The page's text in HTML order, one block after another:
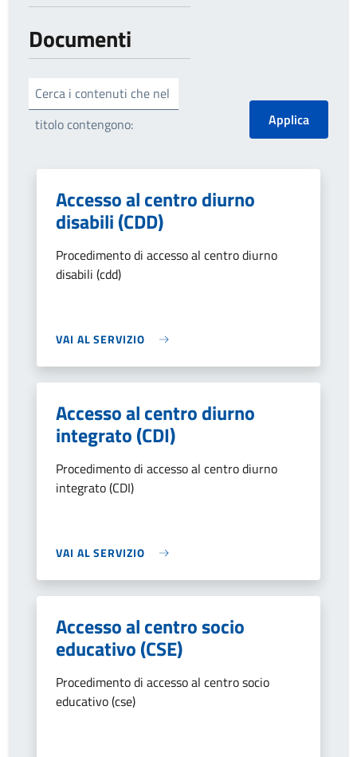
Documenti
Cerca i contenuti che nel
titolo contengono:
Accesso al centro diurno
disabili (CDD)
Procedimento di accesso al centro diurno
disabili (cdd)
VAI AL SERVIZIO
Accesso al centro diurno
integrato (CDI)
Procedimento di accesso al centro diurno
integrato (CDI)
VAI AL SERVIZIO
Accesso al centro socio
educativo (CSE)
Procedimento di accesso al centro socio
educativo (cse)